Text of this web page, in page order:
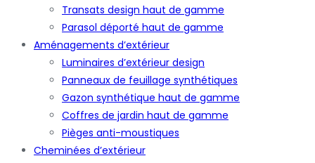
Transats design haut de gamme
Parasol déporté haut de gamme
Aménagements d’extérieur
Luminaires d’extérieur design
Panneaux de feuillage synthétiques
Gazon synthétique haut de gamme
Coffres de jardin haut de gamme
Pièges anti-moustiques
Cheminées d’extérieur